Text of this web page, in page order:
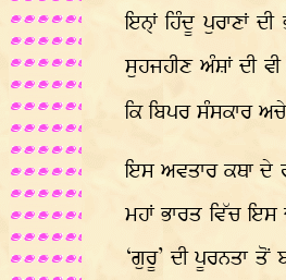
ਇਨ੍ਹ੍ਹਾਂ ਹਿੰਦੂ
ਸੁਹਜਹੀਣ ਅੰਸ਼ਾਂ ਦੀ
ਕਿ ਬਿਪਰ ਸੰਸਕਾਰ
ਇਸ ਅਵਤਾਰ ਕਥਾ ਦੇ
ਮਹਾਂ ਭਾਰਤ ਵਿੱਚ ਇਸ
‘ਗੁਰੂ’ ਦੀ ਪੂਰਨਤਾ